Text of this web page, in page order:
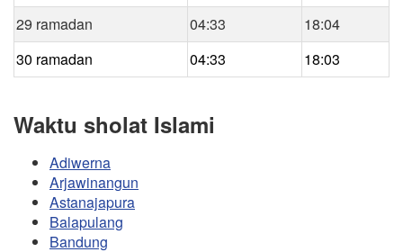
29 ramadan
04:33
18:04
30 ramadan
04:33 18:03
Waktu sholat Islami
Adiwerna
Arjawinangun
Astanajapura
Balapulang
Bandung